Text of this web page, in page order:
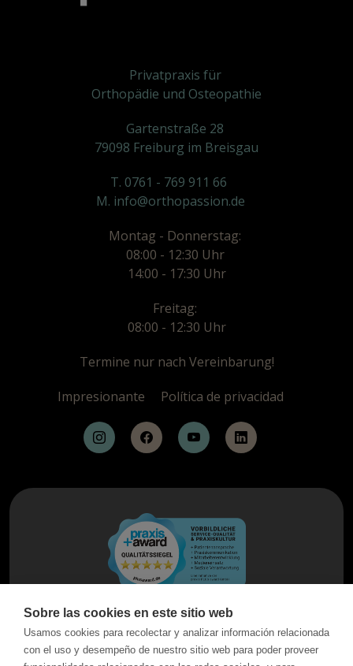
Privatpraxis für
Orthopädie und Osteopathie
Gartenstraße 28
79098 Freiburg im Breisgau
T. 0761 - 769 911 66
M. info@orthopassion.de
Montag - Donnerstag:
08:00 - 12:30 Uhr
14:00 - 17:30 Uhr
Freitag:
08:00 - 12:30 Uhr
Termine nur nach Vereinbarung!
Impresionante
Política de privacidad
Sobre las cookies en este sitio web
Usamos cookies para recolectar y analizar información relacionada
con el uso y desempeño de nuestro sitio web para poder proveer